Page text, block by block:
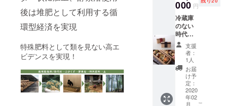
後は堆肥として利用する循
環型経済を実現
特殊肥料として類を見ない高エ
ビデンスを実現！
100年に
亘る吉
野檜の
赤身
（芯
材）が
生み出
す香り
は、心
身をリ
フレッ
シュさ
せてく
は、日
本一と
もいえ
る大き
な粒(コ
シヒカ
リの約
1.5倍)が
特徴
で、粘
り、香
り、弾
ます。
「酵素
浴え
ん」で
は、皆
様に安
心して
酵素浴
を体験
してい
ただく
ため
無農薬
のお米
作りに
チャレ
ンジさ
れてい
る。
「米を
追求し
た結
果、米
作りは
自然環
000 円
冷蔵庫
のない
時代、
炊飯器
に保温
機能の
ない時
代、先
人たち
は炊い
たご飯
支援
者：
1人
お届
け予
定：
2020
年02
月